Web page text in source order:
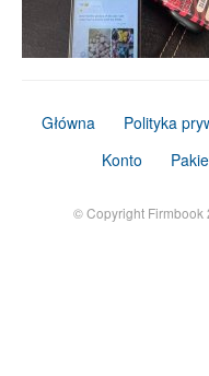
Główna Polityka
Konto
© Copyright Firmbook